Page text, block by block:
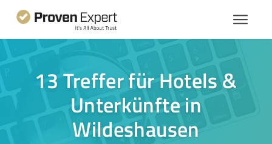
13 Treffer für Hotels &
Unterkünfte in
Wildeshausen